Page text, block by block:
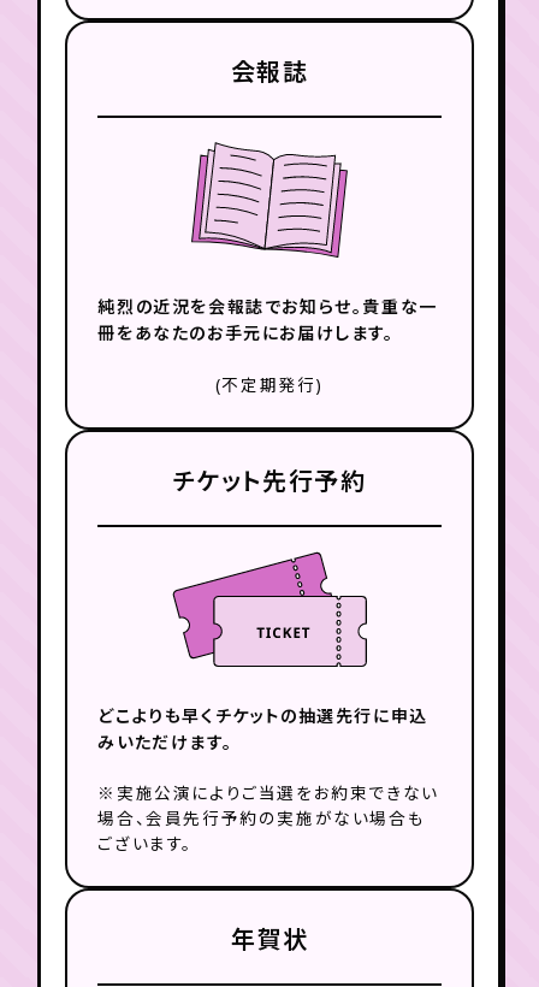
会報誌
純烈の近況を会報誌でお知らせ。 貴重な一
冊をあなたのお手元にお届けします。
(不定期発行)
チケット先行予約
どこよりも早くチケットの抽選先行に申込
みいただけます。
※実施公演によりご当選をお約束できない
場合、会員先行予約の実施がない場合も
ございます。
年賀状